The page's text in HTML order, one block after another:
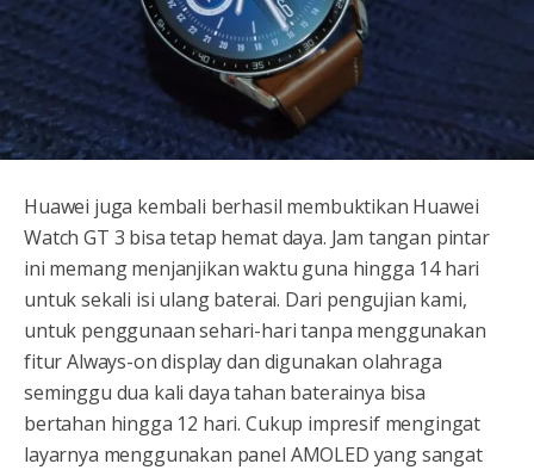
Huawei juga kembali berhasil membuktikan Huawei
Watch GT 3 bisa tetap hemat daya. Jam tangan pintar
ini memang menjanjikan waktu guna hingga 14 hari
untuk sekali isi ulang baterai. Dari pengujian kami,
untuk penggunaan sehari-hari tanpa menggunakan
fitur Always-on display dan digunakan olahraga
seminggu dua kali daya tahan baterainya bisa
bertahan hingga 12 hari. Cukup impresif mengingat
layarnya menggunakan panel AMOLED yang sangat